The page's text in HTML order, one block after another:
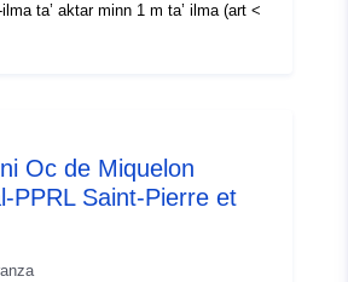
ta’ aktar minn 1 m ta’ ilma (art <
Oc de Miquelon
PPRL Saint-Pierre et